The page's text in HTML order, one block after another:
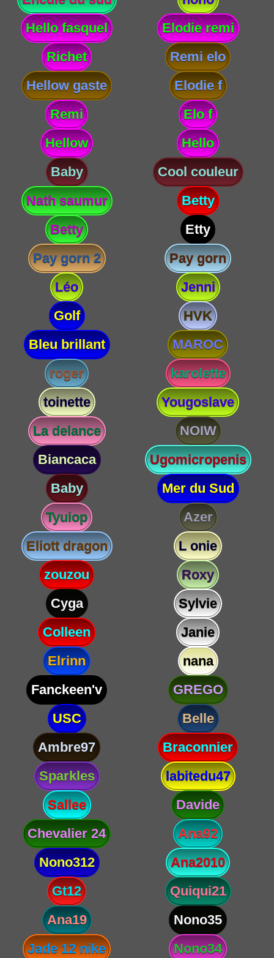
Hello fasquel
Elodie remi
Richet
Remi elo
Hellow gaste
Elodie f
Remi
Elo f
Hellow
Hello
Baby
Cool couleur
Nath saumur
Betty
Betty
Etty
Pay gorn 2
Pay gorn
Léo
Jenni
Golf
HVK
Bleu brillant
MAROC
roger
karolette
toinette
Yougoslave
La delance
NOIW
Biancaca
Ugomicropenis
Baby
Mer du Sud
Tyuiop
Azer
Eliott dragon
L onie
zouzou
Roxy
Cyga
Sylvie
Colleen
Janie
Elrinn
nana
Fanckeen'v
GREGO
USC
Belle
Ambre97
Braconnier
Sparkles
labitedu47
Sallee
Davide
Chevalier 24
Ana92
Nono312
Ana2010
Gt12
Quiqui21
Ana19
Nono35
Jade 12 nike
Nono34